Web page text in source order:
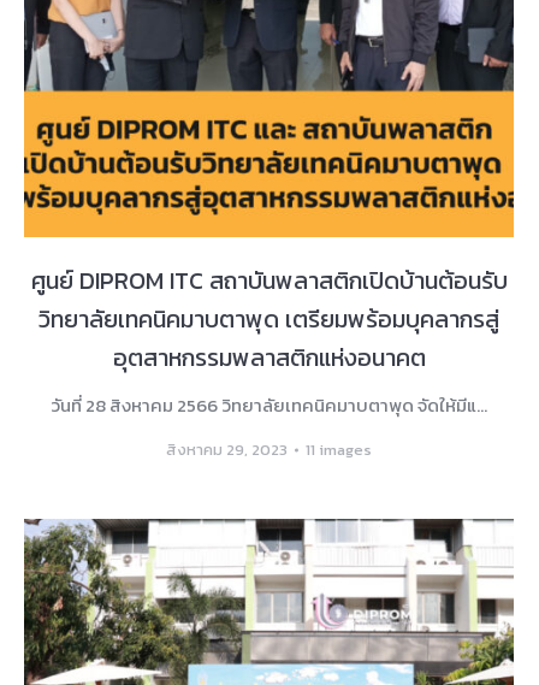
ศูนย์ DIPROM ITC สถาบันพลาสติกเปิดบ้านต้อนรับ
วิทยาลัยเทคนิคมาบตาพุด เตรียมพร้อมบุคลากรสู่
อุตสาหกรรมพลาสติกแห่งอนาคต
วันที่ 28 สิงหาคม 2566 วิทยาลัยเทคนิคมาบตาพุด จัดให้มีแ…
สิงหาคม 29, 2023 11 images